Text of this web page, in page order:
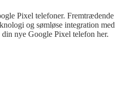
Pixel telefoner. Fremtrædende
og sømløse integration med
nye Google Pixel telefon her.